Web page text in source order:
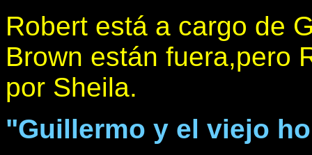
Robert está a cargo de
Brown están fuera,pero
por Sheila.
"Guillermo y el viejo